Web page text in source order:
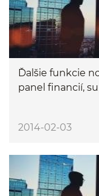
Ďalšie funkcie
panel financií,
2014-02-03